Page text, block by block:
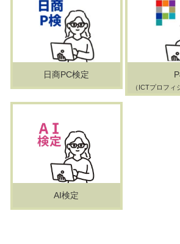
日商PC検定
（ICTプロフィ
AI検定